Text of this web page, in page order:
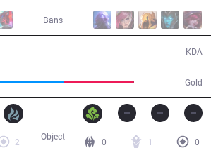
Bans
Gold
KDA
2
0 1
0
Object